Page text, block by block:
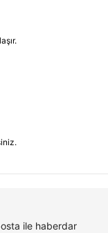
ile haberdar